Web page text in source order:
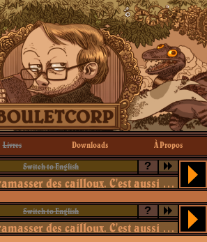
Livres Downloads À Propos
Switch to English ?
«Parfois on va ramasser des cailloux. C'est aussi ça, la science.»
Switch to English ?
«Parfois on va ramasser des cailloux. C'est aussi ça, la science.»